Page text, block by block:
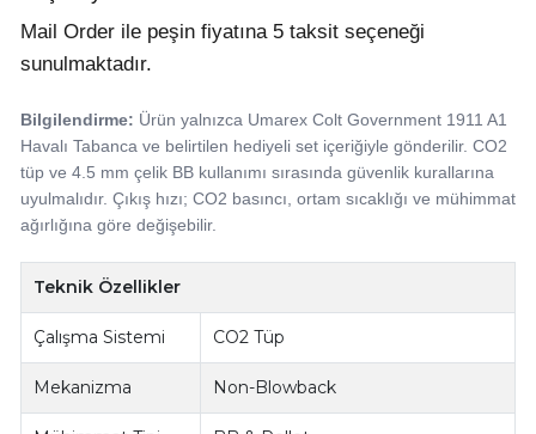
Mail Order ile peşin fiyatına 5 taksit seçeneği
sunulmaktadır.
Bilgilendirme: Ürün yalnızca Umarex Colt Government 1911 A1
Havalı Tabanca ve belirtilen hediyeli set içeriğiyle gönderilir. CO2
tüp ve 4.5 mm çelik BB kullanımı sırasında güvenlik kurallarına
uyulmalıdır. Çıkış hızı; CO2 basıncı, ortam sıcaklığı ve mühimmat
ağırlığına göre değişebilir.
Teknik Özellikler
Çalışma Sistemi CO2 Tüp
Mekanizma Non-Blowback